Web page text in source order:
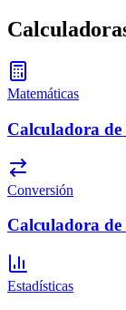
Matemáticas
Calculadora de
Conversión
Calculadora de
Estadísticas